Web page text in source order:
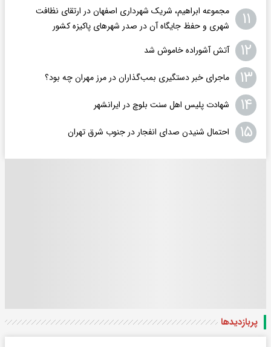
۱۱
مجموعه ابراهیم، شریک شهرداری اصفهان در ارتقای نظافت
شهری و حفظ جایگاه آن در صدر شهرهای پاکیزه کشور
۱۲ آتش آشوراده خاموش شد
۱۳ ماجرای خبر دستگیری بمب‌گذاران در مرز مهران چه بود؟
۱۴ شهادت پلیس اهل سنت بلوچ در ایرانشهر
۱۵ احتمال شنیدن صدای انفجار در جنوب شرق تهران
پربازدید‌ها